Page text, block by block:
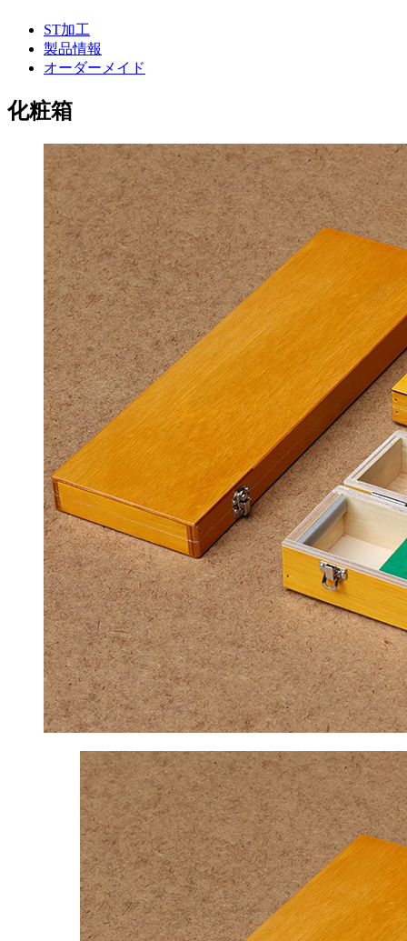
ST加工
製品情報
オーダーメイド
化粧箱